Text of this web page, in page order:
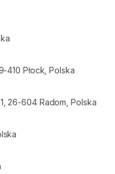
410 Płock, Polska
26-604 Radom, Polska